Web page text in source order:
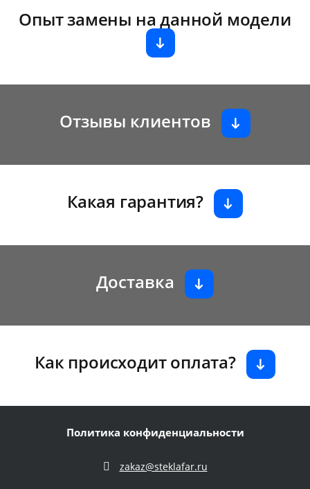
Опыт замены на данной модели
Отзывы клиентов
Какая гарантия?
Доставка
Как происходит оплата?
Политика конфиденциальности
zakaz@steklafar.ru